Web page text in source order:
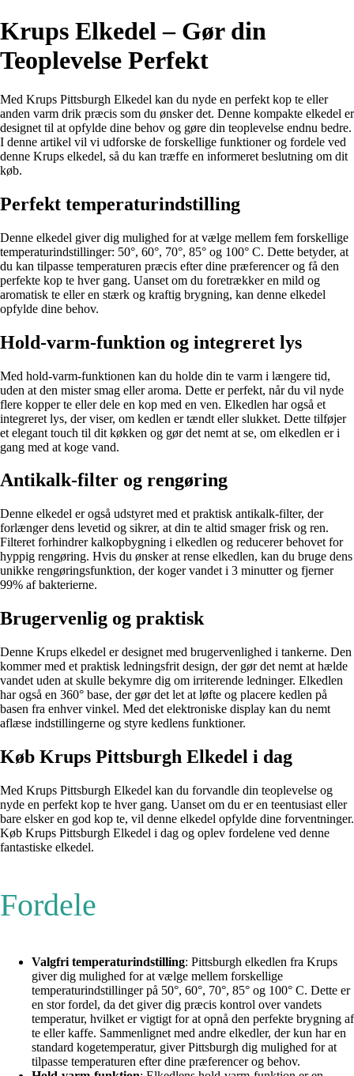
Krups Elkedel – Gør din
Teoplevelse Perfekt
Med Krups Pittsburgh Elkedel kan du nyde en perfekt kop te eller
anden varm drik præcis som du ønsker det. Denne kompakte elkedel er
designet til at opfylde dine behov og gøre din teoplevelse endnu bedre.
I denne artikel vil vi udforske de forskellige funktioner og fordele ved
denne Krups elkedel, så du kan træffe en informeret beslutning om dit
køb.
Perfekt temperaturindstilling
Denne elkedel giver dig mulighed for at vælge mellem fem forskellige
temperaturindstillinger: 50°, 60°, 70°, 85° og 100° C. Dette betyder, at
du kan tilpasse temperaturen præcis efter dine præferencer og få den
perfekte kop te hver gang. Uanset om du foretrækker en mild og
aromatisk te eller en stærk og kraftig brygning, kan denne elkedel
opfylde dine behov.
Hold-varm-funktion og integreret lys
Med hold-varm-funktionen kan du holde din te varm i længere tid,
uden at den mister smag eller aroma. Dette er perfekt, når du vil nyde
flere kopper te eller dele en kop med en ven. Elkedlen har også et
integreret lys, der viser, om kedlen er tændt eller slukket. Dette tilføjer
et elegant touch til dit køkken og gør det nemt at se, om elkedlen er i
gang med at koge vand.
Antikalk-filter og rengøring
Denne elkedel er også udstyret med et praktisk antikalk-filter, der
forlænger dens levetid og sikrer, at din te altid smager frisk og ren.
Filteret forhindrer kalkopbygning i elkedlen og reducerer behovet for
hyppig rengøring. Hvis du ønsker at rense elkedlen, kan du bruge dens
unikke rengøringsfunktion, der koger vandet i 3 minutter og fjerner
99% af bakterierne.
Brugervenlig og praktisk
Denne Krups elkedel er designet med brugervenlighed i tankerne. Den
kommer med et praktisk ledningsfrit design, der gør det nemt at hælde
vandet uden at skulle bekymre dig om irriterende ledninger. Elkedlen
har også en 360° base, der gør det let at løfte og placere kedlen på
basen fra enhver vinkel. Med det elektroniske display kan du nemt
aflæse indstillingerne og styre kedlens funktioner.
Køb Krups Pittsburgh Elkedel i dag
Med Krups Pittsburgh Elkedel kan du forvandle din teoplevelse og
nyde en perfekt kop te hver gang. Uanset om du er en teentusiast eller
bare elsker en god kop te, vil denne elkedel opfylde dine forventninger.
Køb Krups Pittsburgh Elkedel i dag og oplev fordelene ved denne
fantastiske elkedel.
Fordele
Valgfri temperaturindstilling: Pittsburgh elkedlen fra Krups
giver dig mulighed for at vælge mellem forskellige
temperaturindstillinger på 50°, 60°, 70°, 85° og 100° C. Dette er
en stor fordel, da det giver dig præcis kontrol over vandets
temperatur, hvilket er vigtigt for at opnå den perfekte brygning af
te eller kaffe. Sammenlignet med andre elkedler, der kun har en
standard kogetemperatur, giver Pittsburgh dig mulighed for at
tilpasse temperaturen efter dine præferencer og behov.